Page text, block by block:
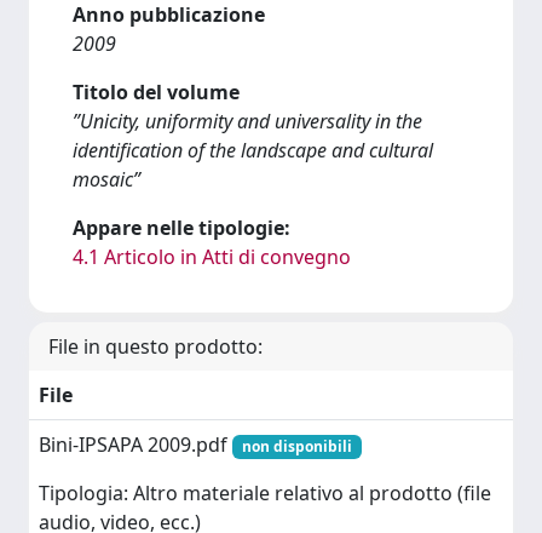
Anno pubblicazione
2009
Titolo del volume
”Unicity, uniformity and universality in the
identification of the landscape and cultural
mosaic”
Appare nelle tipologie:
4.1 Articolo in Atti di convegno
File in questo prodotto:
File
Bini-IPSAPA 2009.pdf
non disponibili
Tipologia: Altro materiale relativo al prodotto (file
audio, video, ecc.)